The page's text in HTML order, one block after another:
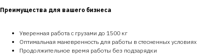
Преимущества для вашего бизнеса
Уверенная работа с грузами до 1500 кг
Оптимальная маневренность для работы в стесненных условиях
Продолжительное время работы без подзарядки